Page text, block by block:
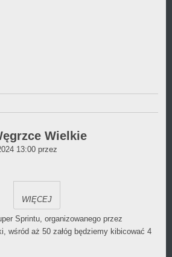
Wielkie
13:00 przez
WIĘCEJ
Sprintu, organizowanego przez
wśród aż 50 załóg będziemy kibicować 4